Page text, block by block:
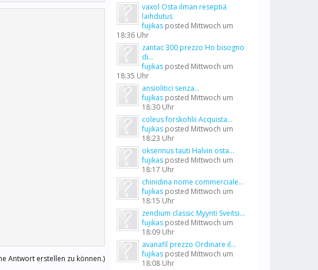
Antwort erstellen zu können.)
vaxol Osta ilman reseptiä
laihdutus
fujikas posted Mittwoch um
18:36 Uhr
zantac 300 prezzo Ho bisogno
di...
fujikas posted Mittwoch um
18:35 Uhr
ansiolitici senza...
fujikas posted Mittwoch um
18:30 Uhr
coleus forskohlii Acquista...
fujikas posted Mittwoch um
18:23 Uhr
oksennus tauti Halvin osta...
fujikas posted Mittwoch um
18:17 Uhr
chinidina nome commerciale...
fujikas posted Mittwoch um
18:15 Uhr
zendium classic Myynti Sveitsi...
fujikas posted Mittwoch um
18:09 Uhr
avanafil prezzo Ordinare il...
fujikas posted Mittwoch um
18:08 Uhr